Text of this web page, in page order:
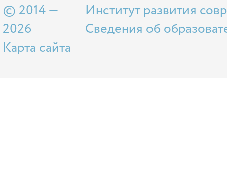
© 2014 —
2026
Карта сайта
Институт развития
Сведения об